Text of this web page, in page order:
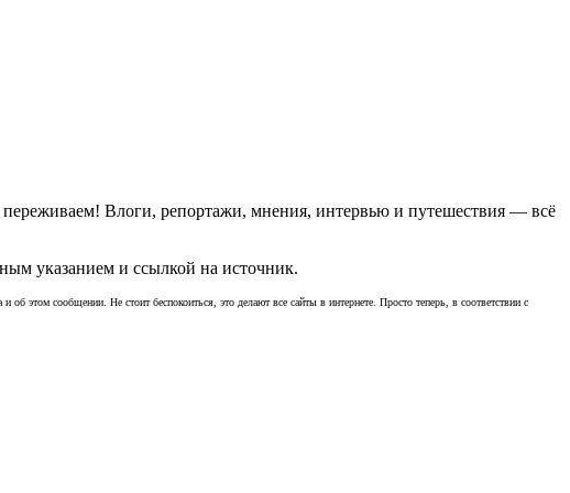
Влоги, репортажи, мнения, интервью и путешествия — всё
указанием и ссылкой на источник.
этом сообщении. Не стоит беспокоиться, это делают все сайты в интернете. Просто теперь, в соответствии с